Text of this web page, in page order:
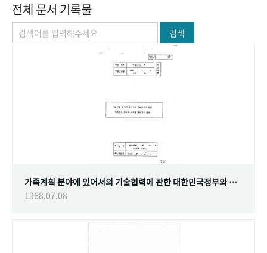
전체 문서 기록물
검색
가족계획 분야에 있어서의 기술협력에 관한 대한민국정부와 스웨덴 정부간의 협정
1968.07.08